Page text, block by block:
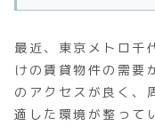
最近、東京メトロ千
けの賃貸物件の需要
のアクセスが良く、
適した環境が整って